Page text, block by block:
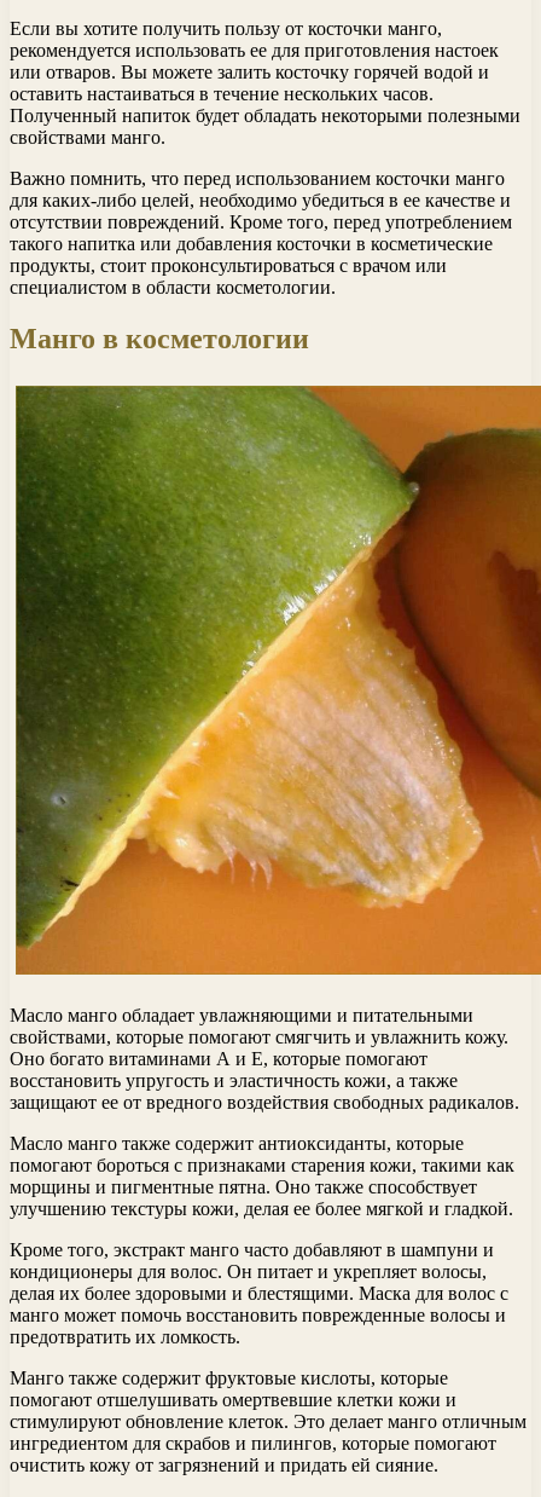
Если вы хотите получить пользу от косточки манго,
рекомендуется использовать ее для приготовления настоек
или отваров. Вы можете залить косточку горячей водой и
оставить настаиваться в течение нескольких часов.
Полученный напиток будет обладать некоторыми полезными
свойствами манго.
Важно помнить, что перед использованием косточки манго
для каких-либо целей, необходимо убедиться в ее качестве и
отсутствии повреждений. Кроме того, перед употреблением
такого напитка или добавления косточки в косметические
продукты, стоит проконсультироваться с врачом или
специалистом в области косметологии.
Манго в косметологии
Масло манго обладает увлажняющими и питательными
свойствами, которые помогают смягчить и увлажнить кожу.
Оно богато витаминами А и Е, которые помогают
восстановить упругость и эластичность кожи, а также
защищают ее от вредного воздействия свободных радикалов.
Масло манго также содержит антиоксиданты, которые
помогают бороться с признаками старения кожи, такими как
морщины и пигментные пятна. Оно также способствует
улучшению текстуры кожи, делая ее более мягкой и гладкой.
Кроме того, экстракт манго часто добавляют в шампуни и
кондиционеры для волос. Он питает и укрепляет волосы,
делая их более здоровыми и блестящими. Маска для волос с
манго может помочь восстановить поврежденные волосы и
предотвратить их ломкость.
Манго также содержит фруктовые кислоты, которые
помогают отшелушивать омертвевшие клетки кожи и
стимулируют обновление клеток. Это делает манго отличным
ингредиентом для скрабов и пилингов, которые помогают
очистить кожу от загрязнений и придать ей сияние.